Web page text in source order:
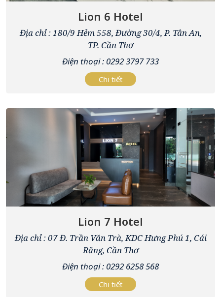
Lion 6 Hotel
Địa chỉ : 180/9 Hẻm 558, Đường 30/4, P. Tân An,
TP. Cần Thơ
Điện thoại : 0292 3797 733
Chi tiết
Lion 7 Hotel
Địa chỉ : 07 Đ. Trần Văn Trà, KDC Hưng Phú 1, Cái
Răng, Cần Thơ
Điện thoại : 0292 6258 568
Chi tiết